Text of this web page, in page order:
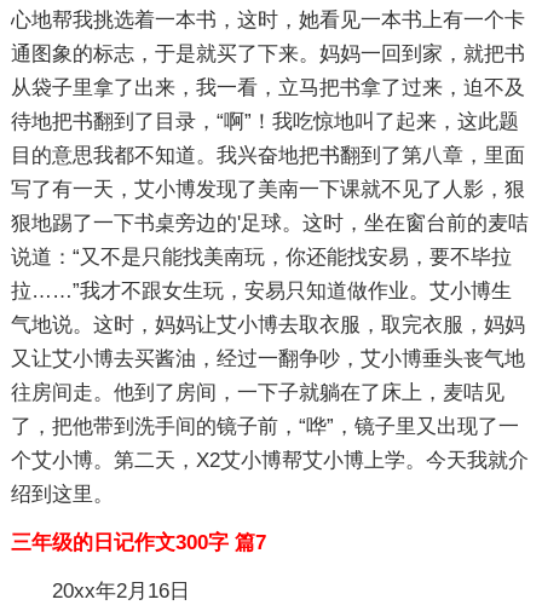
心地帮我挑选着一本书，这时，她看见一本书上有一个卡
通图象的标志，于是就买了下来。妈妈一回到家，就把书
从袋子里拿了出来，我一看，立马把书拿了过来，迫不及
待地把书翻到了目录，“啊”！我吃惊地叫了起来，这此题
目的意思我都不知道。我兴奋地把书翻到了第八章，里面
写了有一天，艾小博发现了美南一下课就不见了人影，狠
狠地踢了一下书桌旁边的'足球。这时，坐在窗台前的麦咭
说道：“又不是只能找美南玩，你还能找安易，要不毕拉
拉……”我才不跟女生玩，安易只知道做作业。艾小博生
气地说。这时，妈妈让艾小博去取衣服，取完衣服，妈妈
又让艾小博去买酱油，经过一翻争吵，艾小博垂头丧气地
往房间走。他到了房间，一下子就躺在了床上，麦咭见
了，把他带到洗手间的镜子前，“哗”，镜子里又出现了一
个艾小博。第二天，X2艾小博帮艾小博上学。今天我就介
绍到这里。
三年级的日记作文300字 篇7
20xx年2月16日